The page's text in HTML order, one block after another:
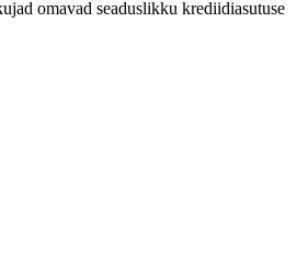
omavad seaduslikku krediidiasutuse